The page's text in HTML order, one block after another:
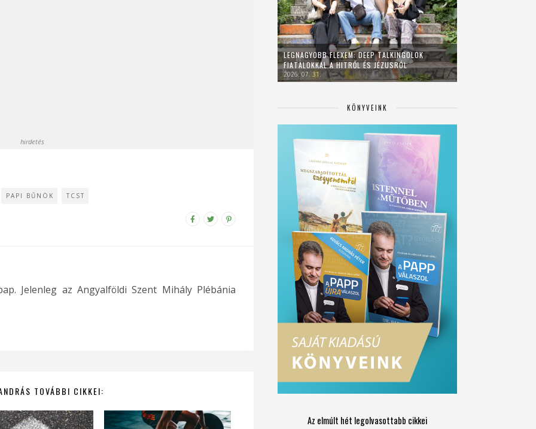
hirdetés
PAPI BŰNÖK TCST
Jelenleg az Angyalföldi Szent Mihály Plébánia
TOVÁBBI CIKKEI:
LEGNAGYOBB FLEXEM: DEEP TALKINGOLOK
FIATALOKKAL A HITRŐL ÉS JÉZUSRÓL
2026. 07. 31.
KÖNYVEINK
Az elmúlt hét legolvasottabb cikkei